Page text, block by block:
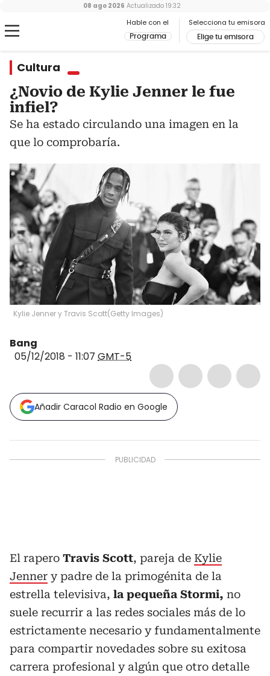
Hable con el
Programa
Selecciona tu emisora
Elige tu emisora
08 ago 2026 Actualizado 19:32
Cultura
¿Novio de Kylie Jenner le fue
infiel?
Se ha estado circulando una imagen en la
que lo comprobaría.
Kylie Jenner y Travis Scott(Getty Images)
Bang
05/12/2018 - 11:07 GMT-5
Añadir Caracol Radio en Google
El rapero Travis Scott, pareja de Kylie
Jenner y padre de la primogénita de la
estrella televisiva, la pequeña Stormi, no
suele recurrir a las redes sociales más de lo
estrictamente necesario y fundamentalmente
para compartir novedades sobre su exitosa
carrera profesional y algún que otro detalle